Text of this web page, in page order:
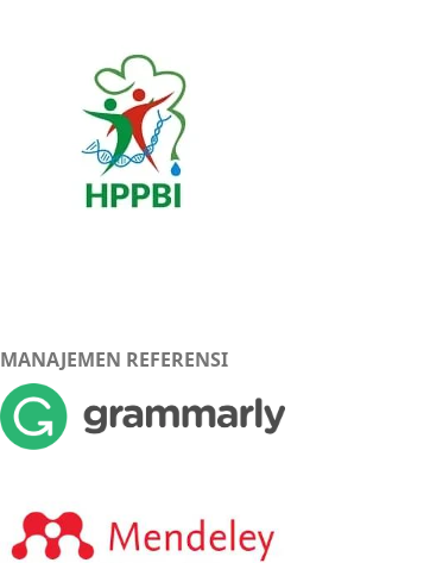
MANAJEMEN REFERENSI